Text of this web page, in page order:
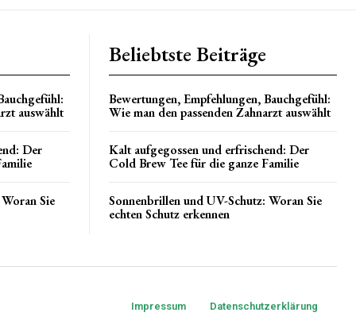
auswählt
Der
Sie
Beliebtste Beiträge
Bewertungen, Empfehlungen, Bauchgefühl:
Wie man den passenden Zahnarzt auswählt
Kalt aufgegossen und erfrischend: Der
Cold Brew Tee für die ganze Familie
Sonnenbrillen und UV-Schutz: Woran Sie
echten Schutz erkennen
Impressum Datenschutzerklärung